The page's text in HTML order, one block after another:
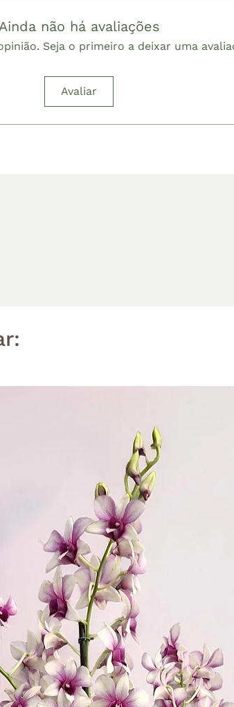
não há avaliações
Seja o primeiro a deixar uma
Avaliar